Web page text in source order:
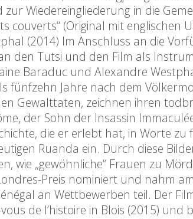
zur Wiedereingliederung in die
couverts“ (Original mit
(2014) Im Anschluss an die
den Tutsi und den Film als
Baraduc und Alexandre
fünfzehn Jahre nach dem
Gewalttaten, zeichnen ihren
der Sohn der Insassin
die er erlebt hat, in Worte
Ruanda ein. Durch diese
wie „gewöhnliche“ Frauen zu
Preis nominiert und nahm
an Wettbewerben teil. Der
de l’histoire in Blois (2015)